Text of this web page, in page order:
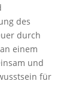
des
durch
einem
und
für